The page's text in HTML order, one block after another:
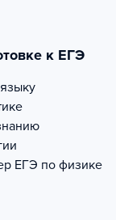
к ЕГЭ
ЕГЭ по физике